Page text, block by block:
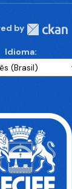
by
Idioma